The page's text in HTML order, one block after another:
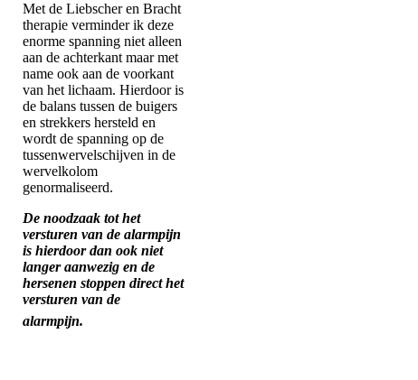
Met de Liebscher en Bracht
therapie verminder ik deze
enorme spanning niet alleen
aan de achterkant maar met
name ook aan de voorkant
van het lichaam. Hierdoor is
de balans tussen de buigers
en strekkers hersteld en
wordt de spanning op de
tussenwervelschijven in de
wervelkolom
genormaliseerd.
De noodzaak tot het
versturen van de alarmpijn
is hierdoor dan ook niet
langer aanwezig en de
hersenen stoppen direct het
versturen van de
alarmpijn.